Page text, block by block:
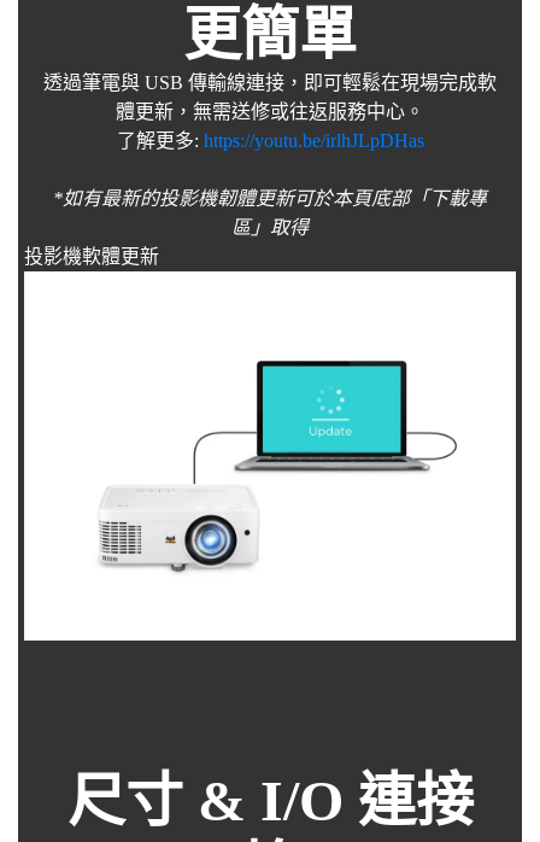
更簡單
透過筆電與 USB 傳輸線連接，即可輕鬆在現場完成軟
體更新，無需送修或往返服務中心。
了解更多: https://youtu.be/irlhJLpDHas
*如有最新的投影機韌體更新可於本頁底部「下載專
區」取得
投影機軟體更新
尺寸 & I/O 連接